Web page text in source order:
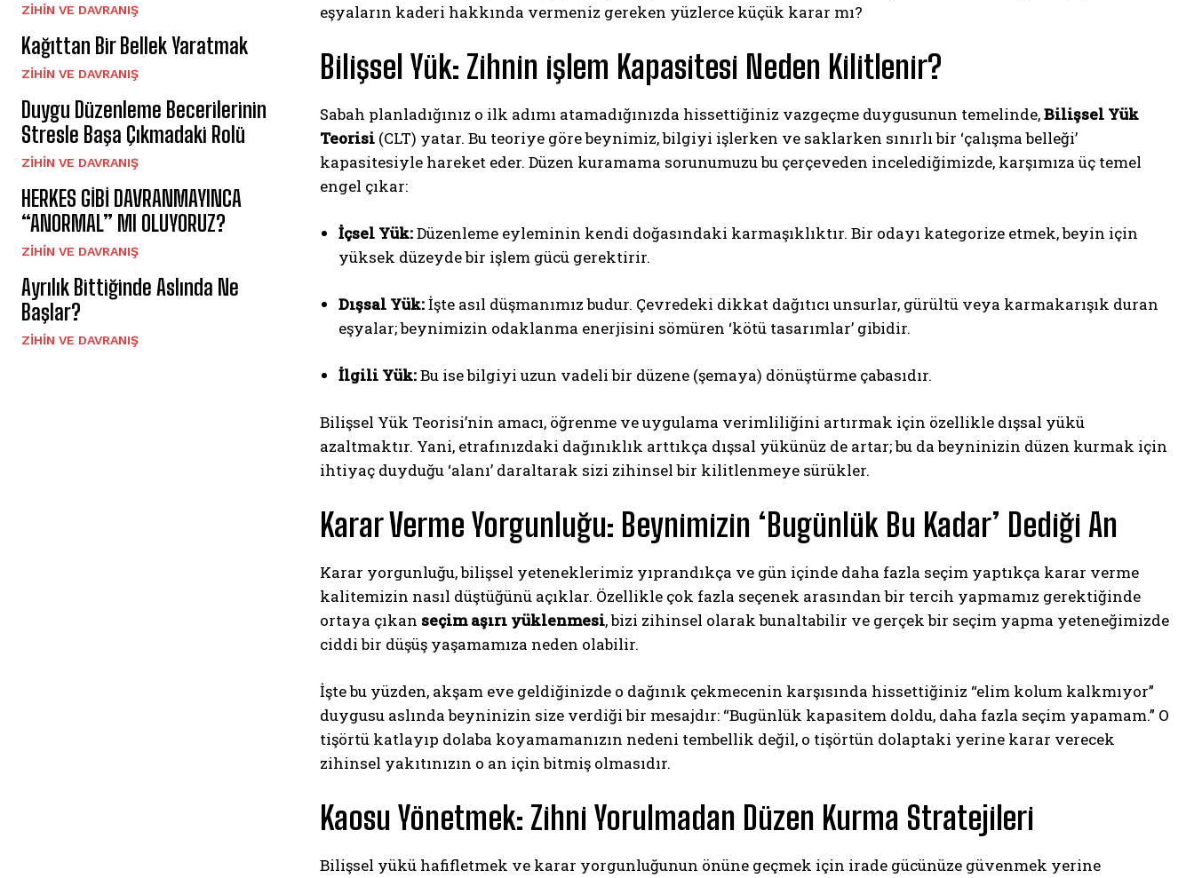
⁠ZIHIN VE DAVRANIŞ
Kağıttan Bir Bellek Yaratmak
⁠ZIHIN VE DAVRANIŞ
Duygu Düzenleme Becerilerinin
Stresle Başa Çıkmadaki Rolü
⁠ZIHIN VE DAVRANIŞ
HERKES GİBİ DAVRANMAYINCA
“ANORMAL” MI OLUYORUZ?
⁠ZIHIN VE DAVRANIŞ
Ayrılık Bittiğinde Aslında Ne
Başlar?
⁠ZIHIN VE DAVRANIŞ
eşyaların kaderi hakkında vermeniz gereken yüzlerce küçük karar mı?
Bilişsel Yük: Zihnin işlem Kapasitesi Neden Kilitlenir?
Sabah planladığınız o ilk adımı atamadığınızda hissettiğiniz vazgeçme duygusunun temelinde,Bilişsel Yük
Teorisi (CLT) yatar. Bu teoriye göre beynimiz, bilgiyi işlerken ve saklarken sınırlı bir ‘çalışma belleği’
kapasitesiyle hareket eder. Düzen kuramama sorunumuzu bu çerçeveden incelediğimizde, karşımıza üç temel
engel çıkar:
İçsel Yük:Düzenleme eyleminin kendi doğasındaki karmaşıklıktır. Bir odayı kategorize etmek, beyin için
yüksek düzeyde bir işlem gücü gerektirir.
Dışsal Yük:İşte asıl düşmanımız budur. Çevredeki dikkat dağıtıcı unsurlar, gürültü veya karmakarışık duran
eşyalar; beynimizin odaklanma enerjisini sömüren ‘kötü tasarımlar’ gibidir.
İlgili Yük:Bu ise bilgiyi uzun vadeli bir düzene (şemaya) dönüştürme çabasıdır.
Bilişsel Yük Teorisi’nin amacı, öğrenme ve uygulama verimliliğini artırmak için özellikle dışsal yükü
azaltmaktır. Yani, etrafınızdaki dağınıklık arttıkça dışsal yükünüz de artar; bu da beyninizin düzen kurmak için
ihtiyaç duyduğu ‘alanı’ daraltarak sizi zihinsel bir kilitlenmeye sürükler.
Karar Verme Yorgunluğu: Beynimizin ‘Bugünlük Bu Kadar’ Dediği An
Karar yorgunluğu, bilişsel yeteneklerimiz yıprandıkça ve gün içinde daha fazla seçim yaptıkça karar verme
kalitemizin nasıl düştüğünü açıklar. Özellikle çok fazla seçenek arasından bir tercih yapmamız gerektiğinde
ortaya çıkan seçim aşırı yüklenmesi, bizi zihinsel olarak bunaltabilir ve gerçek bir seçim yapma yeteneğimizde
ciddi bir düşüş yaşamamıza neden olabilir.
İşte bu yüzden, akşam eve geldiğinizde o dağınık çekmecenin karşısında hissettiğiniz “elim kolum kalkmıyor”
duygusu aslında beyninizin size verdiği bir mesajdır: “Bugünlük kapasitem doldu, daha fazla seçim yapamam.” O
tişörtü katlayıp dolaba koyamamanızın nedeni tembellik değil, o tişörtün dolaptaki yerine karar verecek
zihinsel yakıtınızın o an için bitmiş olmasıdır.
Kaosu Yönetmek: Zihni Yorulmadan Düzen Kurma Stratejileri
Bilişsel yükü hafifletmek ve karar yorgunluğunun önüne geçmek için irade gücünüze güvenmek yerine